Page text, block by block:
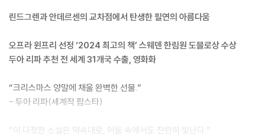
린드그렌과 안데르센의 교차점에서 탄생한 필연의 아름다움
오프라 윈프리 선정 ‘2024 최고의 책’ 스웨덴 한림원 도블로상 수상
두아 리파 추천 전 세계 31개국 수출, 영화화
“크리스마스 양말에 채울 완벽한 선물.”
- 두아 리파(세계적 팝스타)
“이 다정한 소설은 약속대로, 어둠 속에서도 찬란히 빛난다.”